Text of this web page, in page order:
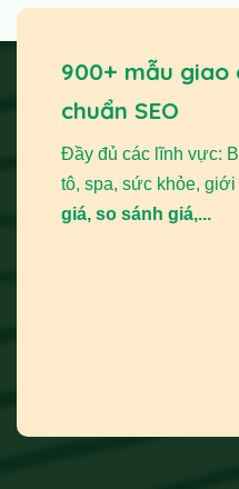
900+ mẫu giao
chuẩn SEO
Đầy đủ các lĩnh vực:
tô, spa, sức khỏe, giới
giá, so sánh giá,...